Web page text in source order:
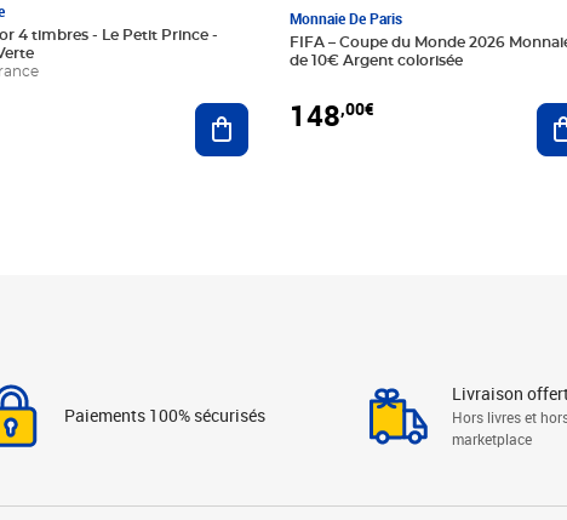
4 timbres - Le Petit Prince -
Ajouter au panier
Monnaie De Paris
FIFA – Coupe du Monde 2026
de 10€ Argent colorisée
148,00€
Paiements 100% sécurisés
Livraison
Hors livres et
marketplace